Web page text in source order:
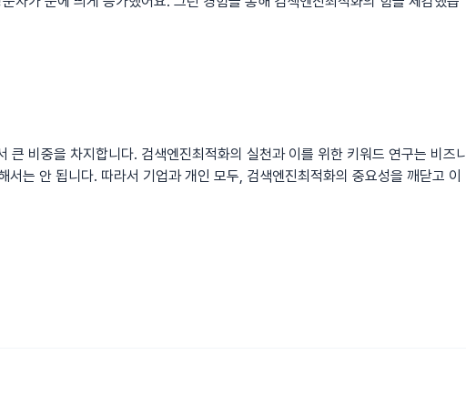
큰 비중을 차지합니다. 검색엔진최적화의 실천과 이를 위한 키워드 연구는 비즈니
는 안 됩니다. 따라서 기업과 개인 모두, 검색엔진최적화의 중요성을 깨닫고 이